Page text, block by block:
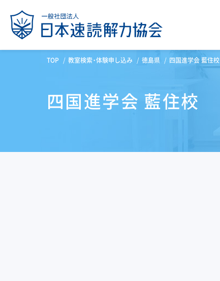
TOP 教室検索・体験申し込み 徳島県 四国進学会 藍住校
四国進学会 藍住校